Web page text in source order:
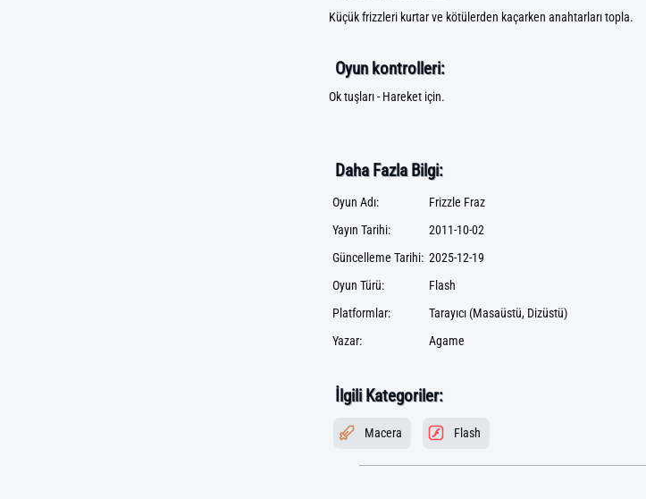
Küçük frizzleri kurtar ve kötülerden kaçarken anahtarları topla.
Oyun kontrolleri:
Ok tuşları - Hareket için.
Daha Fazla Bilgi:
Oyun Adı:
Frizzle Fraz
Yayın Tarihi:
2011-10-02
Güncelleme Tarihi: 2025-12-19
Oyun Türü:
Flash
Platformlar:
Tarayıcı (Masaüstü, Dizüstü)
Yazar:
Agame
İlgili Kategoriler:
Macera Flash